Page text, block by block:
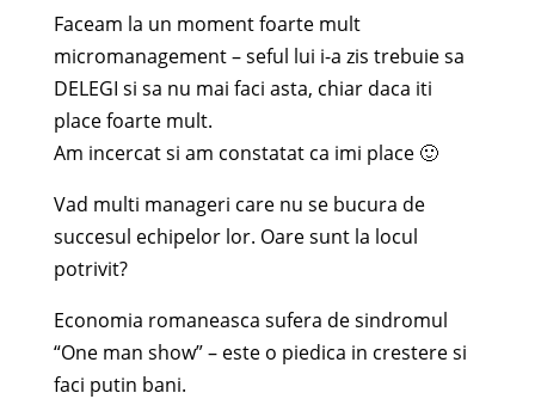
Faceam la un moment foarte mult
micromanagement – seful lui i-a zis trebuie sa
DELEGI si sa nu mai faci asta, chiar daca iti
place foarte mult.
Am incercat si am constatat ca imi place 🙂
Vad multi manageri care nu se bucura de
succesul echipelor lor. Oare sunt la locul
potrivit?
Economia romaneasca sufera de sindromul
“One man show” – este o piedica in crestere si
faci putin bani.